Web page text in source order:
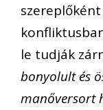
le tudják
bonyolult és
manőversort